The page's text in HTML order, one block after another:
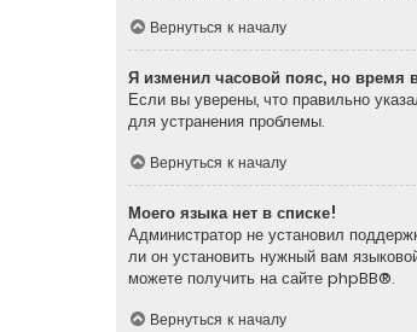
Вернуться к началу
Я изменил часовой пояс, но время
Если вы уверены, что правильно
для устранения проблемы.
Вернуться к началу
Моего языка нет в списке!
Администратор не установил
ли он установить нужный вам
можете получить на сайте phpBB®.
Вернуться к началу